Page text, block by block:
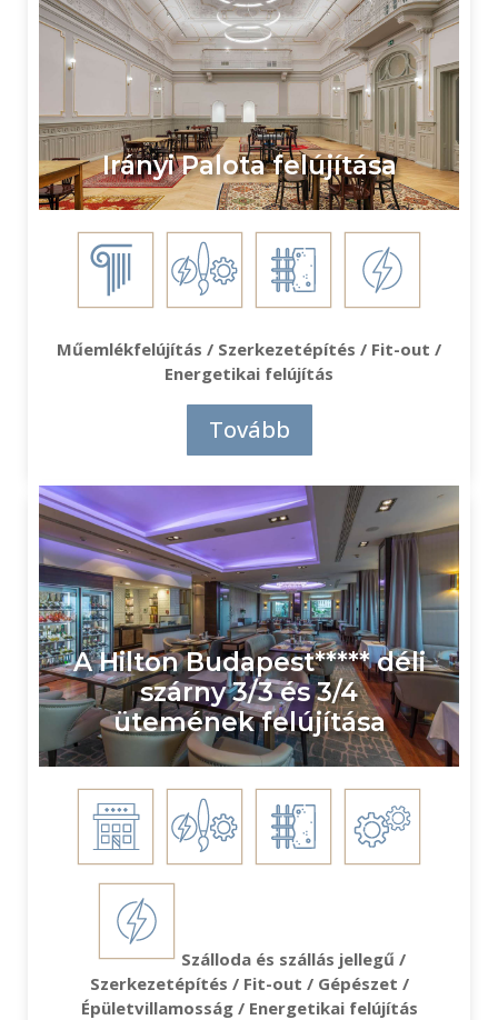
Irányi Palota felújítása
Műemlékfelújítás / Szerkezetépítés / Fit-out /
Energetikai felújítás
Tovább
A Hilton Budapest***** déli
szárny 3/3 és 3/4
ütemének felújítása
Szálloda és szállás jellegű /
Szerkezetépítés / Fit-out / Gépészet /
Épületvillamosság / Energetikai felújítás